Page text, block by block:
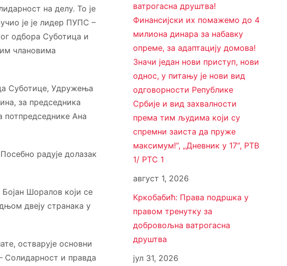
на делу. То је
је је лидер ПУПС –
одбора Суботица и
члановима
Суботице, Удружења
за председника
потпредседнике Ана
радује долазак
Шоралов који се
двеју странака у
остварује основни
Солидарност и правда
ватрогасна друштва!
Финансијски их помажемо до 4
милиона динара за набавку
опреме, за адаптацију домова!
Значи један нови приступ, нови
однос, у питању је нови вид
одговорности Републике
Србије и вид захвалности
према тим људима који су
спремни заиста да пруже
максимум!“, „Дневник у 17“, РТВ
1/ РТС 1
август 1, 2026
Кркобабић: Права подршка у
правом тренутку за
добровољна ватрогасна
друштва
јул 31, 2026